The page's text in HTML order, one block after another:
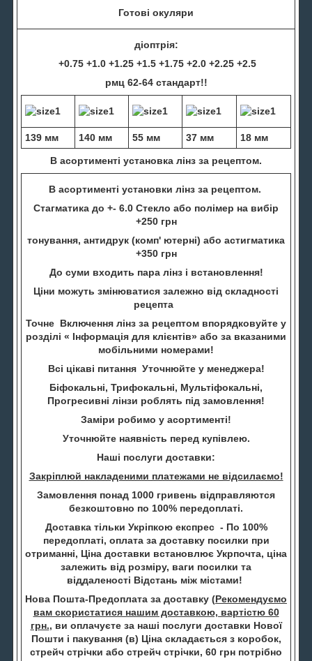
Готові окуляри
діоптрія:
+0.75 +1.0 +1.25 +1.5 +1.75 +2.0 +2.25 +2.5
рмц 62-64 стандарт!!
139 мм 140 мм 55 мм 37 мм 18 мм
В асортименті установка лінз за рецептом.
В асортименті установки лінз за рецептом.
Стагматика до +- 6.0 Стекло або полімер на вибір
+250 грн
тонування, антидрук (комп' ютерні) або астигматика
+350 грн
До суми входить пара лінз і встановлення!
Ціни можуть змінюватися залежно від складності
рецепта
Точне Включення лінз за рецептом впорядковуйте у
розділі « Інформація для клієнтів» або за вказаними
мобільними номерами!
Всі цікаві питання Уточнюйте у менеджера!
Біфокальні, Трифокальні, Мультіфокальні,
Прогресивні лінзи роблять під замовлення!
Заміри робимо у асортименті!
Уточнюйте наявність перед купівлею.
Наші послуги доставки:
Закріплюй накладеними платежами не відсилаємо!
Замовлення понад 1000 гривень відправляются
безкоштовно по 100% передоплаті.
Доставка тільки Укріпкою експрес - По 100%
передоплаті, оплата за доставку посилки при
отриманні, Ціна доставки встановлює Укрпочта, ціна
залежить від розміру, ваги посилки та
віддаленості Відстань між містами!
Нова Пошта-Предоплата за доставку (Рекомендуємо
вам скористатися нашим доставкою, вартістю 60
грн., ви оплачуєте за наші послуги доставки Нової
Пошти і пакування (в) Ціна складається з коробок,
стрейч стрічки або стрейч стрічки, 60 грн потрібно